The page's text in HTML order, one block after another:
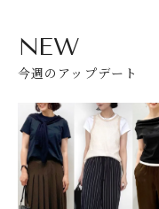
NEW
今週のアップデート